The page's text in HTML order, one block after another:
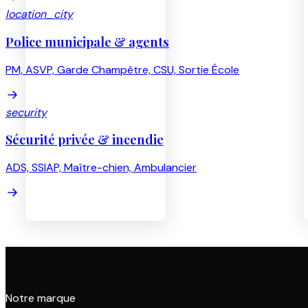
location_city
Police municipale & agents
PM, ASVP, Garde Champêtre, CSU, Sortie École
security
Sécurité privée & incendie
ADS, SSIAP, Maître-chien, Ambulancier
Notre marque